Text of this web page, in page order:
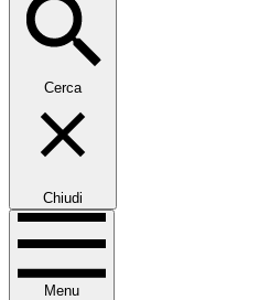
Cerca
Chiudi
Menu